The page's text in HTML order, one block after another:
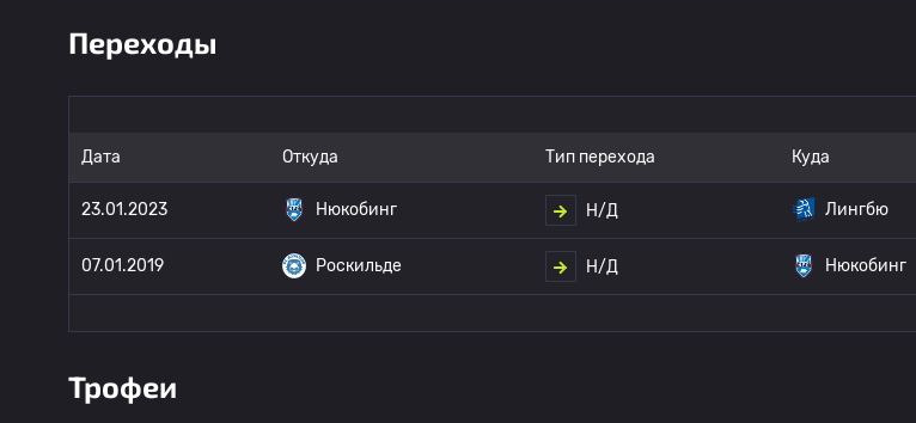
Переходы
Дата Откуда Тип перехода Куда
23.01.2023 Нюкобинг Н/Д Лингбю
07.01.2019 Роскильде Н/Д Нюкобинг
Трофеи